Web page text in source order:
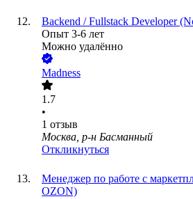
Backend / Fullstack Developer
Опыт 3-6 лет
Можно удалённо
Madness
1.7
•
1 отзыв
Москва, р-н Басманный
Откликнуться
Менеджер по работе с
OZON)